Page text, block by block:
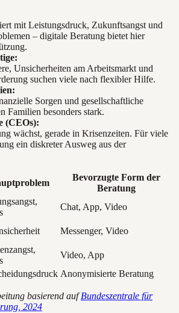
mit Leistungsdruck, Zukunftsangst und
– digitale Beratung bietet hier
Unsicherheiten am Arbeitsmarkt und
suchen viele nach flexibler Hilfe.
Sorgen und gesellschaftliche
Familien besonders stark.
(CEOs):
wächst, gerade in Krisenzeiten. Für viele
ein diskreter Ausweg aus der
Bevorzugte Form der
Beratung
Chat, App, Video
Messenger, Video
Video, App
Anonymisierte Beratung
basierend aufBundeszentrale für
2024